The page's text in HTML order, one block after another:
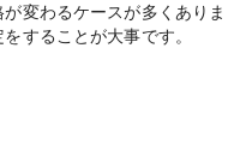
変わるケースが多くありま
することが大事です。